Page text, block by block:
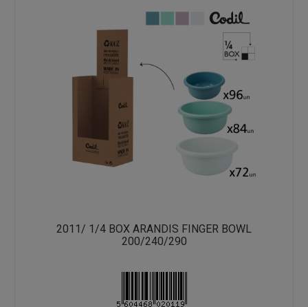
2011/ 1/4 BOX ARANDIS FINGER BOWL
200/240/290